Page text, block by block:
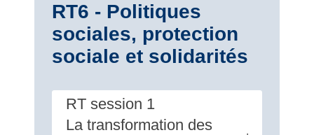
RT6 - Politiques
sociales, protection
sociale et solidarités
RT session 1
La transformation des